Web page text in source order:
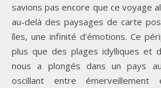
savions pas encore que ce voyage
au-delà des paysages de carte
îles, une infinité d’émotions. Ce
plus que des plages idylliques et
nous a plongés dans un pays
oscillant entre